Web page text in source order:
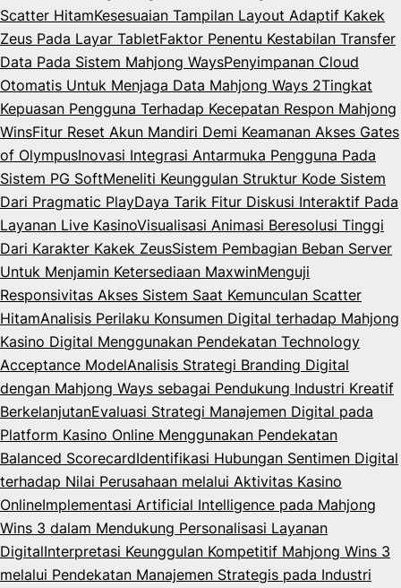
Scatter HitamKesesuaian Tampilan Layout Adaptif Kakek
Zeus Pada Layar TabletFaktor Penentu Kestabilan Transfer
Data Pada Sistem Mahjong WaysPenyimpanan Cloud
Otomatis Untuk Menjaga Data Mahjong Ways 2Tingkat
Kepuasan Pengguna Terhadap Kecepatan Respon Mahjong
WinsFitur Reset Akun Mandiri Demi Keamanan Akses Gates
of OlympusInovasi Integrasi Antarmuka Pengguna Pada
Sistem PG SoftMeneliti Keunggulan Struktur Kode Sistem
Dari Pragmatic PlayDaya Tarik Fitur Diskusi Interaktif Pada
Layanan Live KasinoVisualisasi Animasi Beresolusi Tinggi
Dari Karakter Kakek ZeusSistem Pembagian Beban Server
Untuk Menjamin Ketersediaan MaxwinMenguji
Responsivitas Akses Sistem Saat Kemunculan Scatter
HitamAnalisis Perilaku Konsumen Digital terhadap Mahjong
Kasino Digital Menggunakan Pendekatan Technology
Acceptance ModelAnalisis Strategi Branding Digital
dengan Mahjong Ways sebagai Pendukung Industri Kreatif
BerkelanjutanEvaluasi Strategi Manajemen Digital pada
Platform Kasino Online Menggunakan Pendekatan
Balanced ScorecardIdentifikasi Hubungan Sentimen Digital
terhadap Nilai Perusahaan melalui Aktivitas Kasino
OnlineImplementasi Artificial Intelligence pada Mahjong
Wins 3 dalam Mendukung Personalisasi Layanan
DigitalInterpretasi Keunggulan Kompetitif Mahjong Wins 3
melalui Pendekatan Manajemen Strategis pada Industri